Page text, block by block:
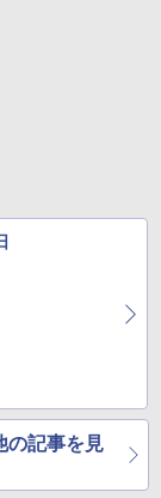
の記事を見